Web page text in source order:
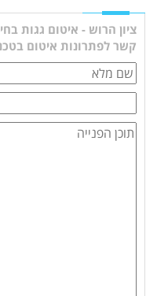
ציון הרוש - איטום גגות
קשר לפתרונות איטום